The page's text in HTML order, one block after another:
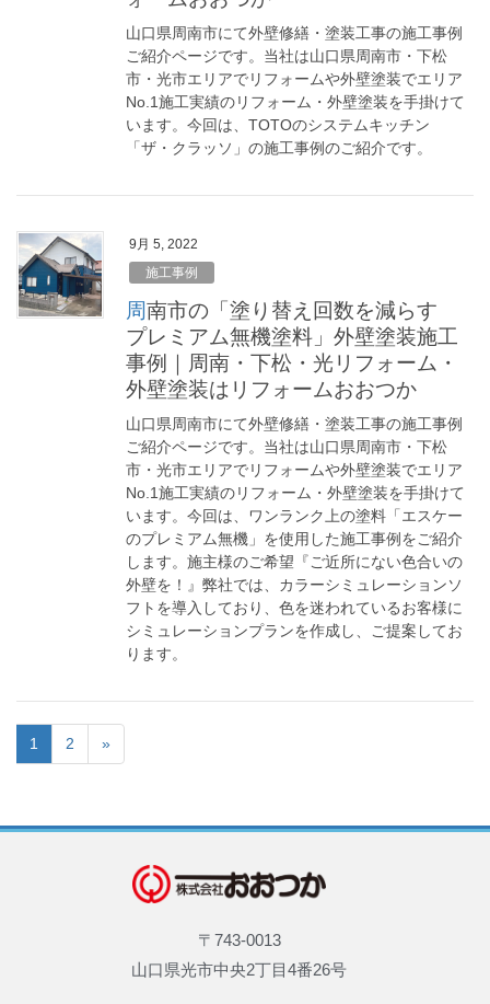
山口県周南市にて外壁修繕・塗装工事の施工事例
ご紹介ページです。当社は山口県周南市・下松
市・光市エリアでリフォームや外壁塗装でエリア
No.1施工実績のリフォーム・外壁塗装を手掛けて
います。今回は、TOTOのシステムキッチン
「ザ・クラッソ」の施工事例のご紹介です。
9月 5, 2022
施工事例
周南市の「塗り替え回数を減らす
プレミアム無機塗料」外壁塗装施工
事例｜周南・下松・光リフォーム・
外壁塗装はリフォームおおつか
山口県周南市にて外壁修繕・塗装工事の施工事例
ご紹介ページです。当社は山口県周南市・下松
市・光市エリアでリフォームや外壁塗装でエリア
No.1施工実績のリフォーム・外壁塗装を手掛けて
います。今回は、ワンランク上の塗料「エスケー
のプレミアム無機」を使用した施工事例をご紹介
します。施主様のご希望『ご近所にない色合いの
外壁を！』弊社では、カラーシミュレーションソ
フトを導入しており、色を迷われているお客様に
シミュレーションプランを作成し、ご提案してお
ります。
1 2 »
〒743-0013
山口県光市中央2丁目4番26号